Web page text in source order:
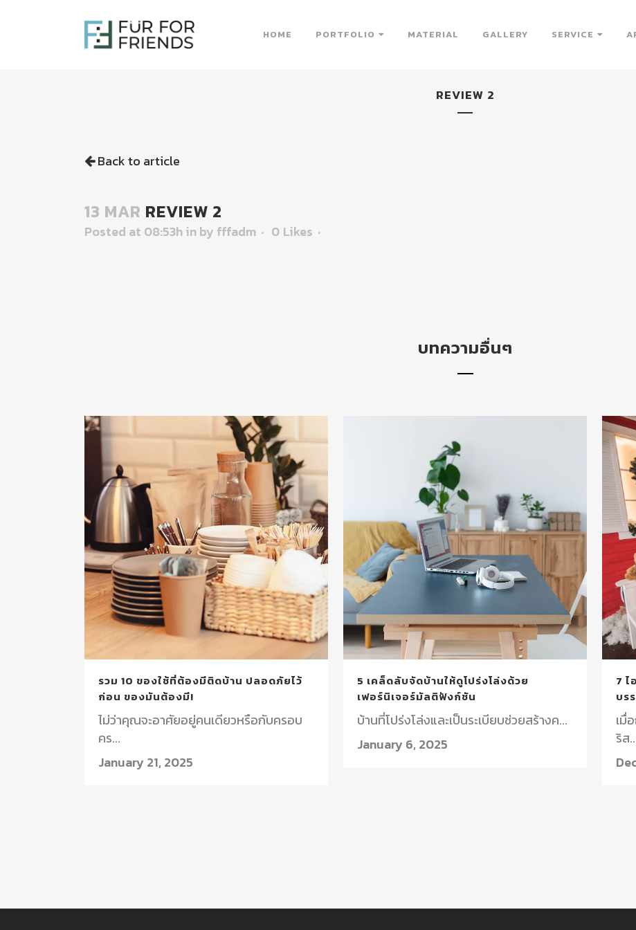
HOME PORTFOLIO MATERIAL GALLERY SERVICE
REVIEW 2
Back to article
13 MAR REVIEW 2
Posted at 08:53hinby fffadm 0 Likes
บทความอื่นๆ
รวม 10 ของใช้ที่ต้องมีติดบ้าน ปลอดภัยไว้
ก่อน ของมันต้องมี!
ไม่ว่าคุณจะอาศัยอยู่คนเดียวหรือกับครอบ
คร...
January 21, 2025
5 เคล็ดลับจัดบ้านให้ดูโปร่งโล่งด้วย
เฟอร์นิเจอร์มัลติฟังก์ชัน
บ้านที่โปร่งโล่งและเป็นระเบียบช่วยสร้างค...
January 6, 2025
7
บร
เมื่
ริส